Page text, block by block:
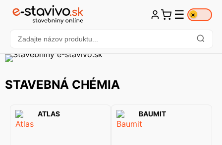
☰ ☀️
STAVEBNÁ CHÉMIA
ATLAS BAUMIT